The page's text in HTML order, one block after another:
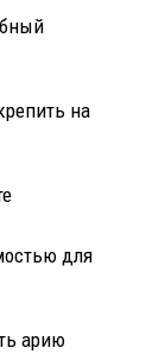
на
для
арию